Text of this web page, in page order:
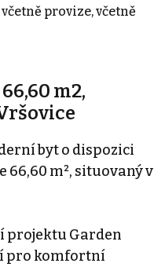
provize, včetně
m2,
byt o dispozici
66,60 m², situovaný v
projektu Garden
pro komfortní